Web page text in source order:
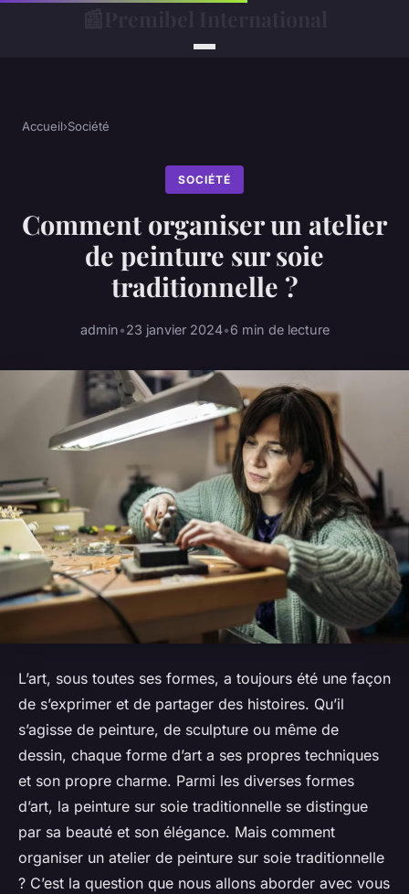
Accueil›Société
SOCIÉTÉ
Comment organiser un atelier
de peinture sur soie
traditionnelle ?
admin•23 janvier 2024•6 min de lecture
L’art, sous toutes ses formes, a toujours été une façon
de s’exprimer et de partager des histoires. Qu’il
s’agisse de peinture, de sculpture ou même de
dessin, chaque forme d’art a ses propres techniques
et son propre charme. Parmi les diverses formes
d’art, la peinture sur soie traditionnelle se distingue
par sa beauté et son élégance. Mais comment
organiser un atelier de peinture sur soie traditionnelle
? C’est la question que nous allons aborder avec vous